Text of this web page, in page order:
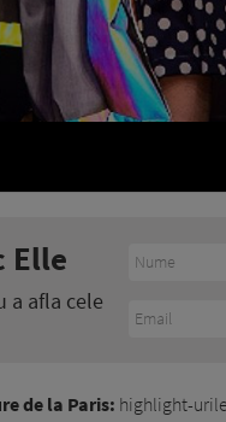
Elle
a afla cele
de la Paris: highlight-